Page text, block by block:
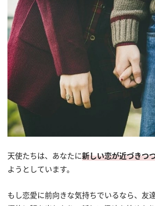
天使たちは、あなたに新しい恋が近づきつ
ようとしています。
もし恋愛に前向きな気持ちでいるなら、友